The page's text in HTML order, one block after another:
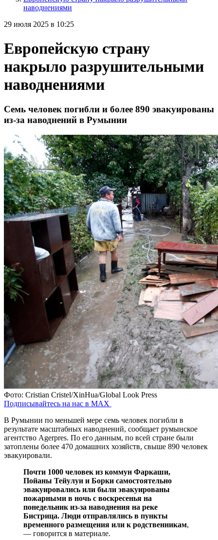
наводнениями
29 июля 2025 в 10:25
Европейскую страну
накрыло разрушительными
наводнениями
Семь человек погибли и более 890 эвакуированы
из-за наводнений в Румынии
Фото: Cristian Cristel/XinHua/Global Look Press
Подписывайтесь на нас в MAX
В Румынии по меньшей мере семь человек погибли в
результате масштабных наводнений, сообщает румынское
агентство Agerpres. По его данным, по всей стране были
затоплены более 470 домашних хозяйств, свыше 890 человек
эвакуировали.
Почти 1000 человек из коммун Фаркаши,
Пойаны Тейулуи и Борки самостоятельно
эвакуировались или были эвакуированы
пожарными в ночь с воскресенья на
понедельник из-за наводнения на реке
Бистрица. Люди отправлялись в пункты
временного размещения или к родственникам,
— говорится в материале.